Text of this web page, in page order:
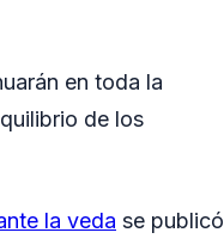
en toda la
de los
la veda se publicó